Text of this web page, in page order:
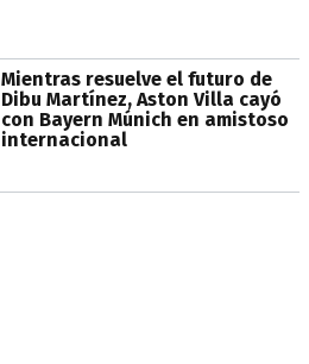
Mientras resuelve el futuro de
Dibu Martínez, Aston Villa cayó
con Bayern Múnich en amistoso
internacional